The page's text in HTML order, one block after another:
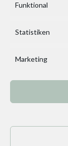
Funktional
Statistiken
Marketing